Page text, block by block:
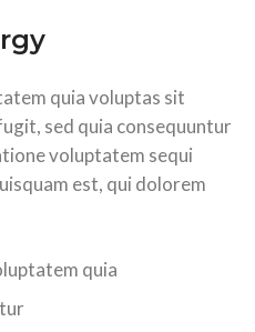
quia voluptas sit
sed quia consequuntur
voluptatem sequi
est, qui dolorem
quia